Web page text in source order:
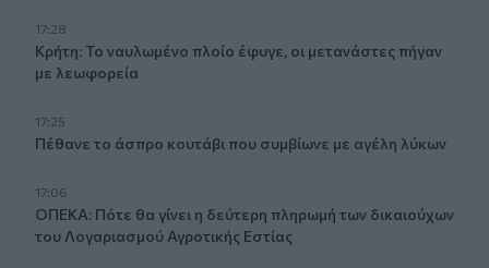
17:28
Κρήτη: Το ναυλωμένο πλοίο έφυγε, οι μετανάστες πήγαν
με λεωφορεία
17:25
Πέθανε το άσπρο κουτάβι που συμβίωνε με αγέλη λύκων
17:06
ΟΠΕΚΑ: Πότε θα γίνει η δεύτερη πληρωμή των δικαιούχων
του Λογαριασμού Αγροτικής Εστίας